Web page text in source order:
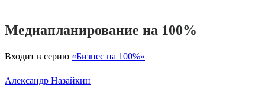
Медиапланирование на 100%
Входит в серию «Бизнес на 100%»
Александр Назайкин